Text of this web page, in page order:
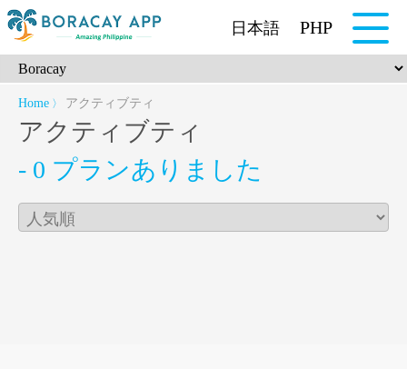
日本語 PHP
Home 〉 アクティブティ
アクティブティ
- 0 プランありました